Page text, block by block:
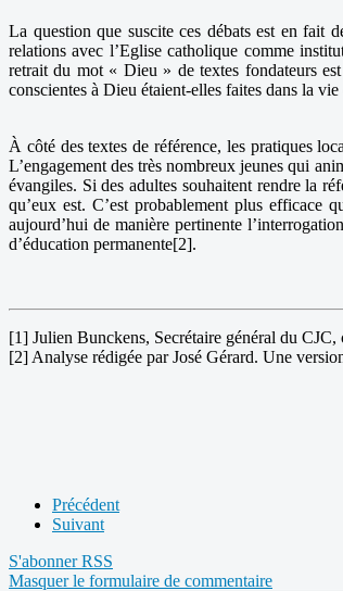
La question que suscite ces débats est en fait
relations avec l’Eglise catholique comme
retrait du mot « Dieu » de textes fondateurs
conscientes à Dieu étaient-elles faites dans la
À côté des textes de référence, les pratiques
L’engagement des très nombreux jeunes qui
évangiles. Si des adultes souhaitent rendre la
qu’eux est. C’est probablement plus efficace
aujourd’hui de manière pertinente
d’éducation permanente[2].
[1] Julien Bunckens, Secrétaire général du
[2] Analyse rédigée par José Gérard. Une
Précédent
Suivant
S'abonnerRSS
Masquer le formulaire de commentaire